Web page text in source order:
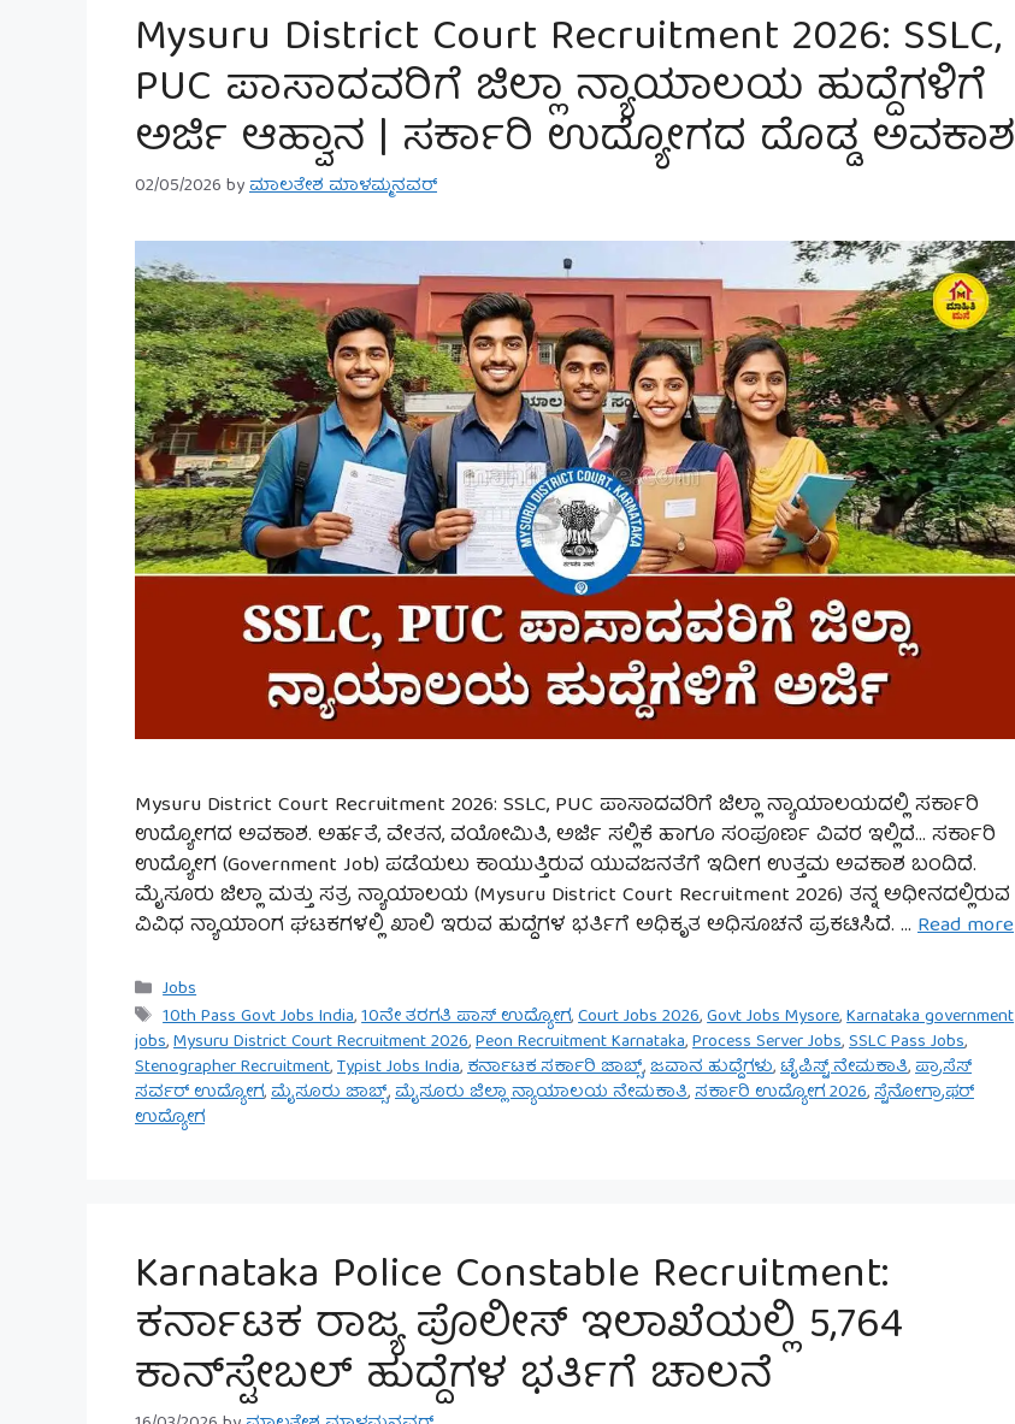
Mysuru District Court Recruitment 2026: SSLC,
PUC ಪಾಸಾದವರಿಗೆ ಜಿಲ್ಲಾ ನ್ಯಾಯಾಲಯ ಹುದ್ದೆಗಳಿಗೆ
ಅರ್ಜಿ ಆಹ್ವಾನ | ಸರ್ಕಾರಿ ಉದ್ಯೋಗದ ದೊಡ್ಡ ಅವಕಾಶ
02/05/2026byಮಾಲತೇಶ ಮಾಳಮ್ಮನವರ್
Mysuru District Court Recruitment 2026: SSLC, PUC ಪಾಸಾದವರಿಗೆ ಜಿಲ್ಲಾ ನ್ಯಾಯಾಲಯದಲ್ಲಿ ಸರ್ಕಾರಿ
ಉದ್ಯೋಗದ ಅವಕಾಶ. ಅರ್ಹತೆ, ವೇತನ, ವಯೋಮಿತಿ, ಅರ್ಜಿ ಸಲ್ಲಿಕೆ ಹಾಗೂ ಸಂಪೂರ್ಣ ವಿವರ ಇಲ್ಲಿದೆ… ಸರ್ಕಾರಿ
ಉದ್ಯೋಗ (Government Job) ಪಡೆಯಲು ಕಾಯುತ್ತಿರುವ ಯುವಜನತೆಗೆ ಇದೀಗ ಉತ್ತಮ ಅವಕಾಶ ಬಂದಿದೆ.
ಮೈಸೂರು ಜಿಲ್ಲಾ ಮತ್ತು ಸತ್ರ ನ್ಯಾಯಾಲಯ (Mysuru District Court Recruitment 2026) ತನ್ನ ಅಧೀನದಲ್ಲಿರುವ
ವಿವಿಧ ನ್ಯಾಯಾಂಗ ಘಟಕಗಳಲ್ಲಿ ಖಾಲಿ ಇರುವ ಹುದ್ದೆಗಳ ಭರ್ತಿಗೆ ಅಧಿಕೃತ ಅಧಿಸೂಚನೆ ಪ್ರಕಟಿಸಿದೆ. … Read more
Categories
Jobs
Tags
10th Pass Govt Jobs India,10ನೇ ತರಗತಿ ಪಾಸ್ ಉದ್ಯೋಗ,Court Jobs 2026,Govt Jobs Mysore,Karnataka government
jobs,Mysuru District Court Recruitment 2026,Peon Recruitment Karnataka,Process Server Jobs,SSLC Pass Jobs,
Stenographer Recruitment,Typist Jobs India,ಕರ್ನಾಟಕ ಸರ್ಕಾರಿ ಜಾಬ್ಸ್,ಜವಾನ ಹುದ್ದೆಗಳು,ಟೈಪಿಸ್ಟ್ ನೇಮಕಾತಿ,ಪ್ರಾಸೆಸ್
ಸರ್ವರ್ ಉದ್ಯೋಗ,ಮೈಸೂರು ಜಾಬ್ಸ್,ಮೈಸೂರು ಜಿಲ್ಲಾ ನ್ಯಾಯಾಲಯ ನೇಮಕಾತಿ,ಸರ್ಕಾರಿ ಉದ್ಯೋಗ 2026,ಸ್ಟೆನೋಗ್ರಾಫರ್
ಉದ್ಯೋಗ
Karnataka Police Constable Recruitment:
ಕರ್ನಾಟಕ ರಾಜ್ಯ ಪೊಲೀಸ್ ಇಲಾಖೆಯಲ್ಲಿ 5,764
ಕಾನ್‌ಸ್ಟೇಬಲ್ ಹುದ್ದೆಗಳ ಭರ್ತಿಗೆ ಚಾಲನೆ